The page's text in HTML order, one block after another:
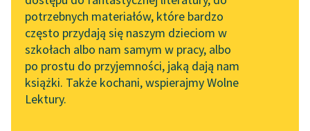
Spotkanie z Katarzyną
Tunkiel w Oslo
102. lata temu zmarł
Joseph Conrad
OAI-PMH
Widget Wolnych Lektur
Przypisy
potrzebnych materiałów, które bardzo
często przydają się naszym dzieciom w
szkołach albo nam samym w pracy, albo
po prostu do przyjemności, jaką dają nam
książki. Także kochani, wspierajmy Wolne
Lektury.
małym arcydziełem.
Nie tylko artystka
uwydatnia w niej...
Czytaj więcej